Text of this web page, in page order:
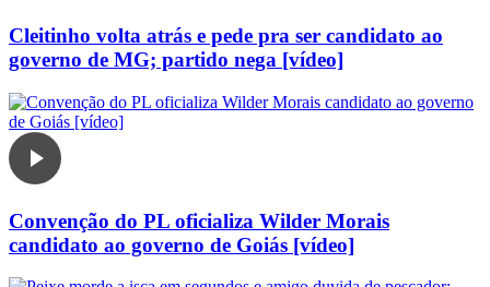
Cleitinho volta atrás e pede pra ser candidato ao
governo de MG; partido nega [vídeo]
Convenção do PL oficializa Wilder Morais
candidato ao governo de Goiás [vídeo]